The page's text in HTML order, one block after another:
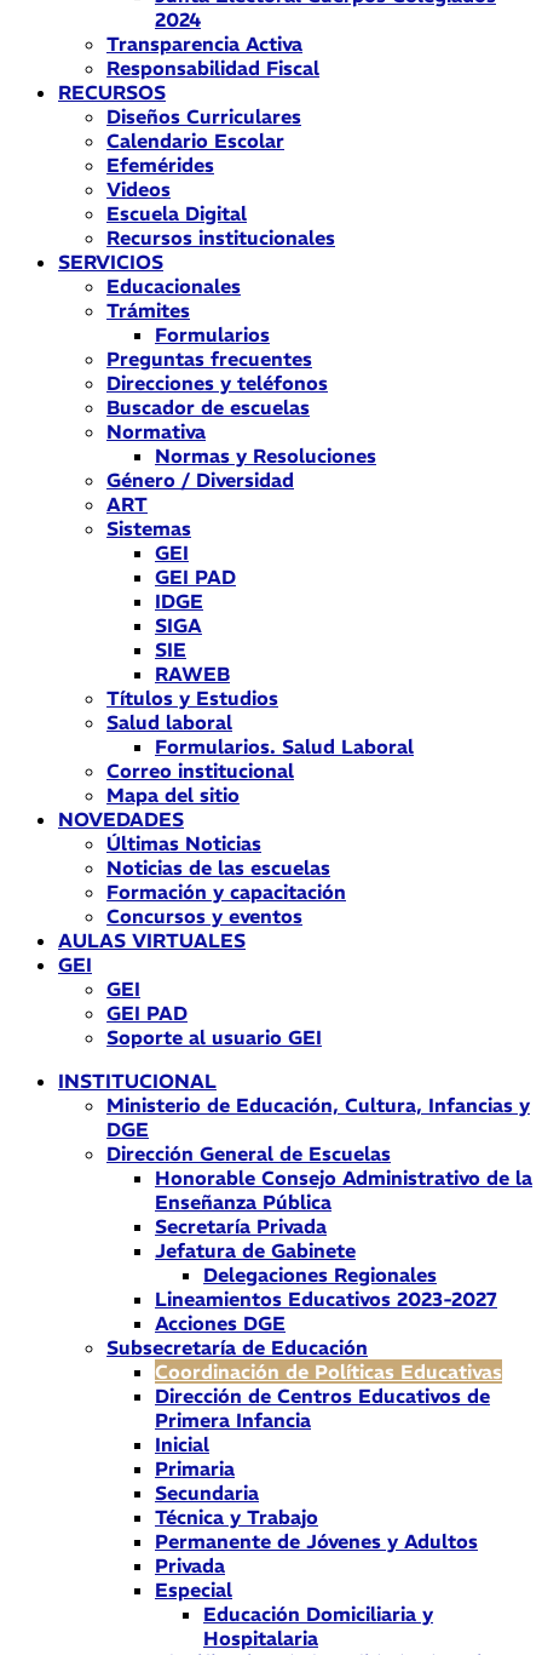
2024
Transparencia Activa
Responsabilidad Fiscal
RECURSOS
Diseños Curriculares
Calendario Escolar
Efemérides
Videos
Escuela Digital
Recursos institucionales
SERVICIOS
Educacionales
Trámites
Formularios
Preguntas frecuentes
Direcciones y teléfonos
Buscador de escuelas
Normativa
Normas y Resoluciones
Género / Diversidad
ART
Sistemas
GEI
GEI PAD
IDGE
SIGA
SIE
RAWEB
Títulos y Estudios
Salud laboral
Formularios. Salud Laboral
Correo institucional
Mapa del sitio
NOVEDADES
Últimas Noticias
Noticias de las escuelas
Formación y capacitación
Concursos y eventos
AULAS VIRTUALES
GEI
GEI
GEI PAD
Soporte al usuario GEI
INSTITUCIONAL
Ministerio de Educación, Cultura, Infancias y
DGE
Dirección General de Escuelas
Honorable Consejo Administrativo de la
Enseñanza Pública
Secretaría Privada
Jefatura de Gabinete
Delegaciones Regionales
Lineamientos Educativos 2023-2027
Acciones DGE
Subsecretaría de Educación
Coordinación de Políticas Educativas
Dirección de Centros Educativos de
Primera Infancia
Inicial
Primaria
Secundaria
Técnica y Trabajo
Permanente de Jóvenes y Adultos
Privada
Especial
Educación Domiciliaria y
Hospitalaria